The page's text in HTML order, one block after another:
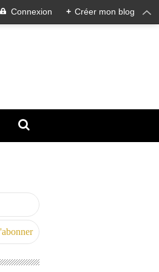
Connexion + Créer mon blog